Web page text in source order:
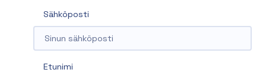
Sähköposti
Etunimi